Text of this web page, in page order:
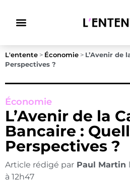
L'entente > Économie > L’Avenir de
Perspectives ?
Économie
L’Avenir de la
Bancaire :
Perspectives ?
Article rédigé par Paul Martin
à 12h47